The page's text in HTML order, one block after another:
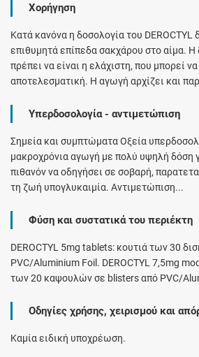
Χορήγηση
Κατά κανόνα η δοσολογία του DEROCTYL
επιθυμητά επίπεδα σακχάρου στο αίμα. Η
πρέπει να είναι η ελάχιστη, που μπορεί να
αποτελεσματική. Η αγωγή αρχίζει και
Υπερδοσολογία - αντιμετώπιση
Σημεία και συμπτώματα Οξεία
μακροχρόνια αγωγή με πολύ υψηλή δόση
πιθανόν να οδηγήσει σε σοβαρή,
τη ζωή υπογλυκαιμία. Αντιμετώπιση...
Φύση και συστατικά του περιέκτη
DEROCTYL 5mg tablets: κουτιά των 30
PVC/Aluminium Foil. DEROCTYL 7,5mg
των 20 καψουλών σε blisters από PVC/
Οδηγίες χρήσης, χειρισμού και
Καμία ειδική υποχρέωση.